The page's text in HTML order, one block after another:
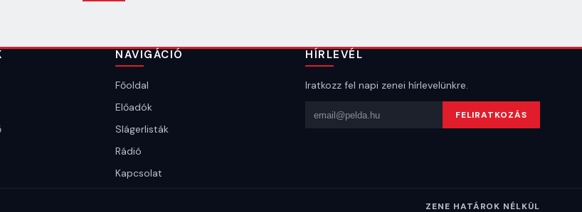
NAVIGÁCIÓ
Főoldal
Előadók
Slágerlisták
Rádió
Kapcsolat
HÍRLEVÉL
Iratkozz fel napi zenei hírlevelünkre.
Email cím FELIRATKOZÁS
ZENE HATÁROK NÉLKÜL